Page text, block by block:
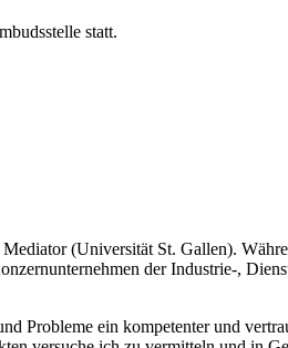
statt.
(Universität St. Gallen).
der Industrie-,
Probleme ein kompetenter und